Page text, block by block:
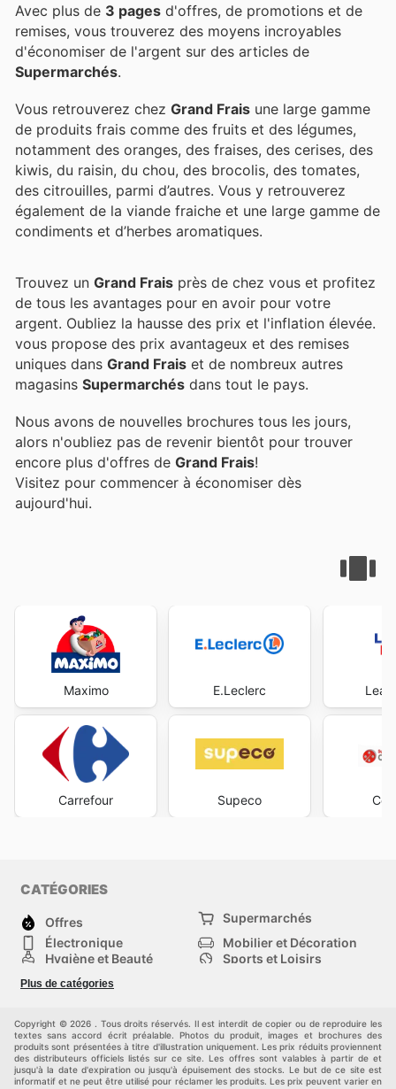
Avec plus de 3 pages d'offres, de promotions et de
remises, vous trouverez des moyens incroyables
d'économiser de l'argent sur des articles de
Supermarchés.
Vous retrouverez chez Grand Frais une large gamme
de produits frais comme des fruits et des légumes,
notamment des oranges, des fraises, des cerises, des
kiwis, du raisin, du chou, des brocolis, des tomates,
des citrouilles, parmi d’autres. Vous y retrouverez
également de la viande fraiche et une large gamme de
condiments et d’herbes aromatiques.
Trouvez un Grand Frais près de chez vous et profitez
de tous les avantages pour en avoir pour votre
argent. Oubliez la hausse des prix et l'inflation élevée.
vous propose des prix avantageux et des remises
uniques dans Grand Frais et de nombreux autres
magasins Supermarchés dans tout le pays.
Nous avons de nouvelles brochures tous les jours,
alors n'oubliez pas de revenir bientôt pour trouver
encore plus d'offres de Grand Frais!
Visitez pour commencer à économiser dès
aujourd'hui.
Maximo
Carrefour
E.Leclerc
Supeco
CATÉGORIES
Offres
Supermarchés
Électronique
Mobilier et Décoration
Hygiène et Beauté
Sports et Loisirs
Mode
Bricolage, jardin et
Plus de catégories
Copyright © 2026 . Tous droits réservés. Il est interdit de copier ou de reproduire les
textes sans accord écrit préalable. Photos du produit, images et brochures des
produits sont présentées à titre d'illustration uniquement. Les prix réduits proviennent
des distributeurs officiels listés sur ce site. Les offres sont valables à partir de et
jusqu'à la date d'expiration ou jusqu'à épuisement des stocks. Le but de ce site est
informatif et ne peut être utilisé pour réclamer les produits. Les prix peuvent varier en